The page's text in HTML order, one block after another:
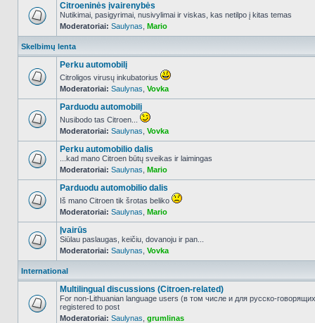
NO_UNREAD_POSTS
Citroeninės įvairenybės
Nutikimai, pasigyrimai, nusivylimai ir viskas, kas netilpo į kitas temas
Moderatoriai: Saulynas Mario
Skelbimų lenta
NO_UNREAD_POSTS
Perku automobilį
Citroligos virusų inkubatorius
Moderatoriai: Saulynas Vovka
NO_UNREAD_POSTS
Parduodu automobilį
Nusibodo tas Citroen...
Moderatoriai: Saulynas Vovka
NO_UNREAD_POSTS
Perku automobilio dalis
...kad mano Citroen būtų sveikas ir laimingas
Moderatoriai: Saulynas Mario
NO_UNREAD_POSTS
Parduodu automobilio dalis
Iš mano Citroen tik šrotas beliko
Moderatoriai: Saulynas Mario
NO_UNREAD_POSTS
Įvairūs
Siūlau paslaugas, keičiu, dovanoju ir pan...
Moderatoriai: Saulynas Vovka
International
NO_UNREAD_POSTS
Multilingual discussions (Citroen-related)
For non-Lithuanian language users (в том числе и для русско-
registered to post
Moderatoriai: Saulynas grumlinas